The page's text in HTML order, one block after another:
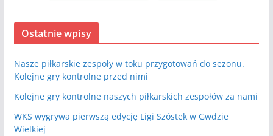
Ostatnie wpisy
Nasze piłkarskie zespoły w toku przygotowań do sezonu.
Kolejne gry kontrolne przed nimi
Kolejne gry kontrolne naszych piłkarskich zespołów za nami
WKS wygrywa pierwszą edycję Ligi Szóstek w Gwdzie
Wielkiej